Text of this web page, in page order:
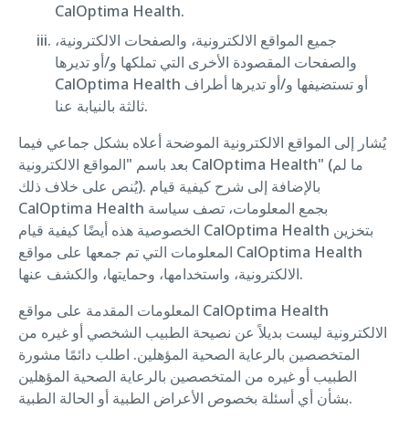
CalOptima Health.
جميع المواقع الالكترونية، والصفحات الالكترونية،
والصفحات المقصودة الأخرى التي تملكها و/أو تديرها
CalOptima Health أو تستضيفها و/أو تديرها أطراف
ثالثة بالنيابة عنا.
يُشار إلى المواقع الالكترونية الموضحة أعلاه بشكل جماعي فيما
بعد باسم "المواقع الالكترونية CalOptima Health" (ما لم
يُنص على خلاف ذلك). بالإضافة إلى شرح كيفية قيام
CalOptima Health بجمع المعلومات، تصف سياسة
الخصوصية هذه أيضًا كيفية قيام CalOptima Health بتخزين
المعلومات التي تم جمعها على مواقع CalOptima Health
الالكترونية، واستخدامها، وحمايتها، والكشف عنها.
المعلومات المقدمة على مواقع CalOptima Health
الالكترونية ليست بديلاً عن نصيحة الطبيب الشخصي أو غيره من
المتخصصين بالرعاية الصحية المؤهلين. اطلب دائمًا مشورة
الطبيب أو غيره من المتخصصين بالرعاية الصحية المؤهلين
بشأن أي أسئلة بخصوص الأعراض الطبية أو الحالة الطبية.